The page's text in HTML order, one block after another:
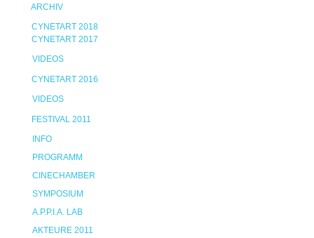
ARCHIV
CYNETART 2018
CYNETART 2017
VIDEOS
CYNETART 2016
VIDEOS
FESTIVAL 2011
INFO
PROGRAMM
CINECHAMBER
SYMPOSIUM
A.P.P.I.A. LAB
AKTEURE 2011